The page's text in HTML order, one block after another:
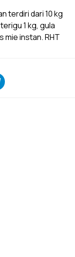
terdiri dari 10 kg
1 kg, gula
mie instan. RHT